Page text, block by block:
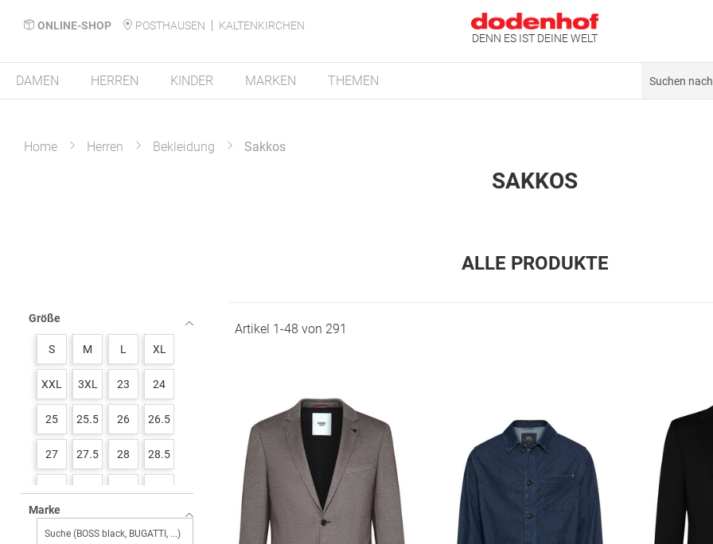
ONLINE-SHOP POSTHAUSEN
KALTENKIRCHEN
DENN ES IST DEINE WELT
DAMEN HERREN KINDER MARKEN THEMEN
Home Herren Bekleidung Sakkos
SAKKOS
ALLE PRODUKTE
Größe
S M L XL
XXL 3XL 23 24
25 25.5 26 26.5
27 27.5 28 28.5
Marke
Artikel 1-48 von 291